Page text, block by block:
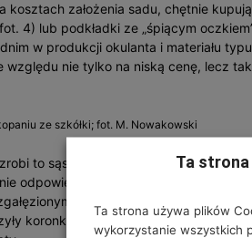
kosztach założenia sadu, chętnie
4) lub podkładki ze „śpiącym
w produkcji okulanta i materiału
względu nie tylko na niską cenę, lecz
ze szkółki; fot. M. Nowakowski
to sąsiad-sadownik, bywa
odpowiedniego drzewka przez
okulantami, drzewkami 7-
koronkę. Gdy jednak takiej wiedzy
Ta strona
Ta strona używa plików
wykorzystanie wszystkich